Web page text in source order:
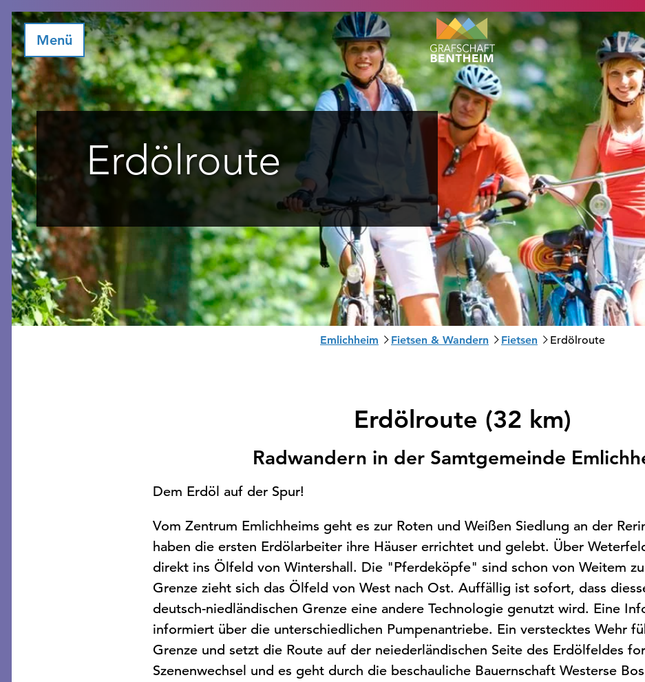
Menü
Erdölroute
S
h
Emlichheim Fietsen & Wandern Fietsen Erdölroute
Erdölroute (32 km)
Radwandern in der Samtgemeinde
Dem Erdöl auf der Spur!
Vom Zentrum Emlichheims geht es zur Roten und Weißen Siedlung an der
haben die ersten Erdölarbeiter ihre Häuser errichtet und gelebt. Über
direkt ins Ölfeld von Wintershall. Die "Pferdeköpfe" sind schon von Weitem
Grenze zieht sich das Ölfeld von West nach Ost. Auffällig ist sofort, dass
deutsch-niedländischen Grenze eine andere Technologie genutzt wird. Eine
informiert über die unterschiedlichen Pumpenantriebe. Ein verstecktes Wehr
Grenze und setzt die Route auf der neiederländischen Seite des Erdölfeldes
Szenenwechsel und es geht durch die beschauliche Bauernschaft Westerse